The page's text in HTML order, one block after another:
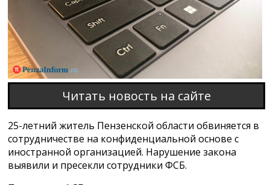
Читать новость на сайте
25-летний житель Пензенской области обвиняется в
сотрудничестве на конфиденциальной основе с
иностранной организацией. Нарушение закона
выявили и пресекли сотрудники ФСБ.